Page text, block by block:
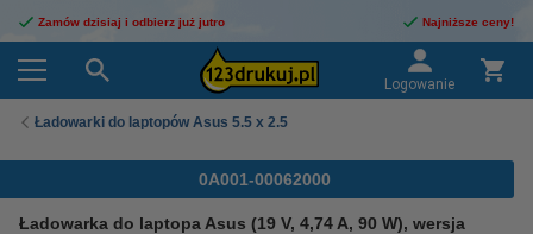
Zamów dzisiaj i odbierz już jutro Najniższe ceny!
Logowanie
Ładowarki do laptopów Asus 5.5 x 2.5
0A001-00062000
Ładowarka do laptopa Asus (19 V, 4,74 A, 90 W), wersja